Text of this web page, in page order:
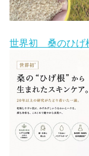
世界初 桑のひげ